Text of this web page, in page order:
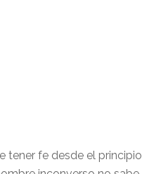
tener fe desde el principio